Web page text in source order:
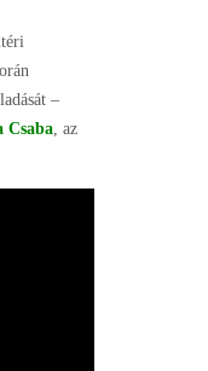
–
Csaba, az